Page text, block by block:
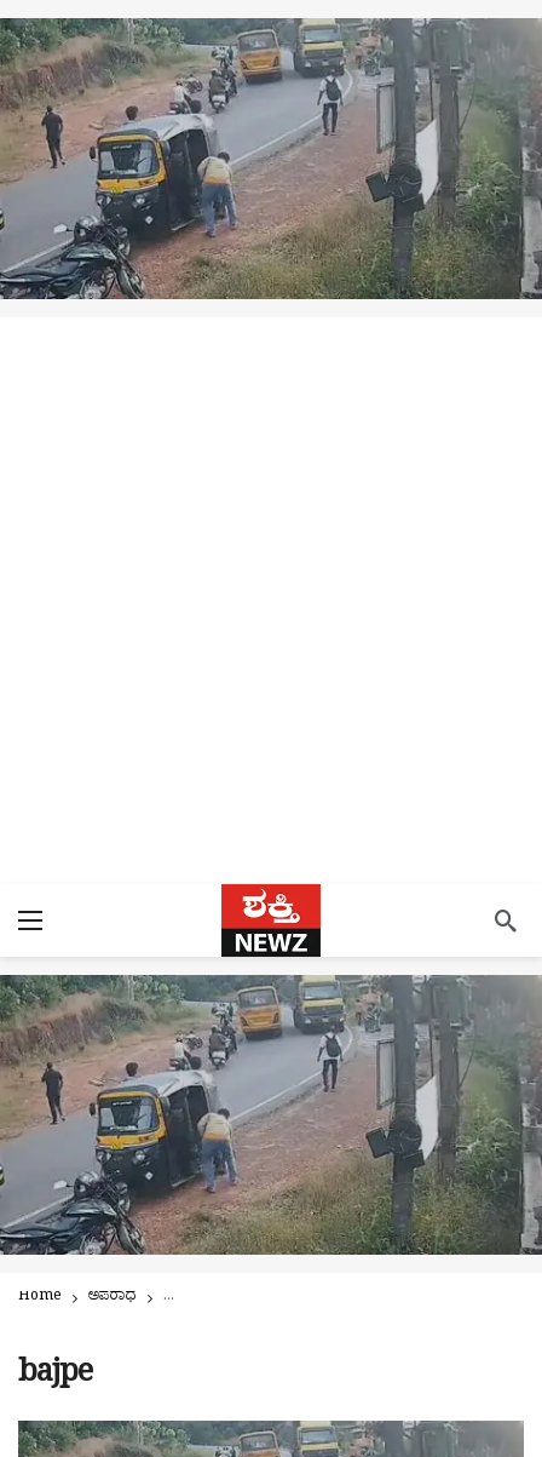
Home ಅಪರಾಧ ಬಜ್ಪೆ: ಚೂರಿ ಇರಿತ ಪ್ರಕರಣ; ಆರೋಪಿಯನ್ನು ಹಿಡಿದು ಪೊಲೀಸರಿಗೊಪ್ಪಿಸಿದ
bajpe